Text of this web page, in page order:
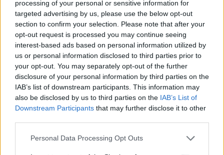
processing of your personal or sensitive information for
targeted advertising by us, please use the below opt-out
section to confirm your selection. Please note that after your
opt-out request is processed you may continue seeing
interest-based ads based on personal information utilized by
us or personal information disclosed to third parties prior to
your opt-out. You may separately opt-out of the further
disclosure of your personal information by third parties on the
IAB’s list of downstream participants. This information may
also be disclosed by us to third parties on the IAB’s List of
Downstream Participants that may further disclose it to other
Please note that this website/app uses one or more Google
Personal Data Processing Opt Outs
8-9 pont, nálam az est bora.
Maverick Greenock Rise Shiraz 2006 Barossa
Az előző borhoz hasonló aromatikájú, felépítésű bor,
de részleteiben alulmarad. Illata kevésbé finoman
részletazdag, tanninja kissé tapadósabb, savai
alacsonyabb ívűek. Ennek ellenére nagysága, profi
kidolgozása megkérdőjelezhetetlen.7 pont
Szerkezetében is sokkal kisebb méretű bor, az